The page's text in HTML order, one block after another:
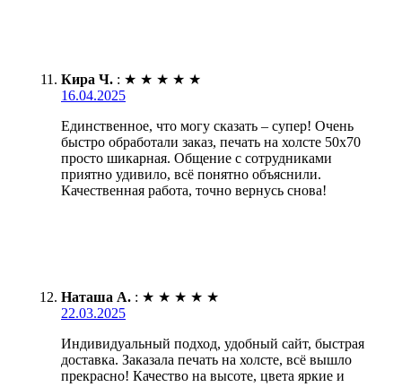
Кира Ч. : ★ ★ ★ ★ ★
16.04.2025
Единственное, что могу сказать – супер! Очень
быстро обработали заказ, печать на холсте 50х70
просто шикарная. Общение с сотрудниками
приятно удивило, всё понятно объяснили.
Качественная работа, точно вернусь снова!
Наташа А. : ★ ★ ★ ★ ★
22.03.2025
Индивидуальный подход, удобный сайт, быстрая
доставка. Заказала печать на холсте, всё вышло
прекрасно! Качество на высоте, цвета яркие и